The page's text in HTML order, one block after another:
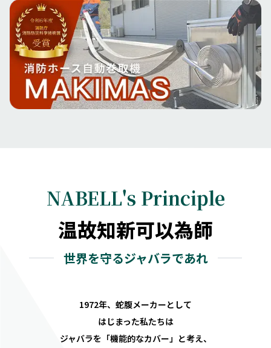
NABELL's Principle
温故知新可以為師
世界を守るジャバラであれ
1972年、蛇腹メーカーとして
はじまった私たちは
ジャバラを「機能的なカバー」と考え、